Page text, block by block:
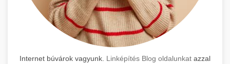
Internet búvárok vagyunk. Linképítés Blog oldalunkat azzal